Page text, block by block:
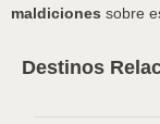
maldiciones sobre
Destinos